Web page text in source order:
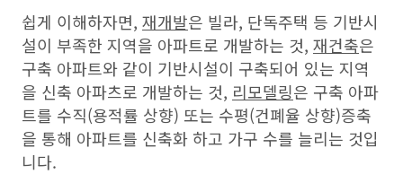
쉽게 이해하자면, 재개발은 빌라, 단독주택 등 기반시
설이 부족한 지역을 아파트로 개발하는 것, 재건축은
구축 아파트와 같이 기반시설이 구축되어 있는 지역
을 신축 아파츠로 개발하는 것, 리모델링은 구축 아파
트를 수직(용적률 상향) 또는 수평(건폐율 상향)증축
을 통해 아파트를 신축화 하고 가구 수를 늘리는 것입
니다.